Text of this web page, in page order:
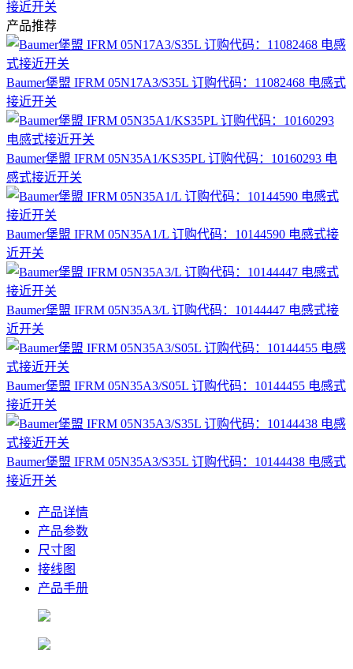
接近开关
产品推荐
Baumer堡盟 IFRM 05N17A3/S35L 订购代码：11082468 电感式
接近开关
Baumer堡盟 IFRM 05N35A1/KS35PL 订购代码：10160293 电
感式接近开关
Baumer堡盟 IFRM 05N35A1/L 订购代码：10144590 电感式接
近开关
Baumer堡盟 IFRM 05N35A3/L 订购代码：10144447 电感式接
近开关
Baumer堡盟 IFRM 05N35A3/S05L 订购代码：10144455 电感式
接近开关
Baumer堡盟 IFRM 05N35A3/S35L 订购代码：10144438 电感式
接近开关
产品详情
产品参数
尺寸图
接线图
产品手册